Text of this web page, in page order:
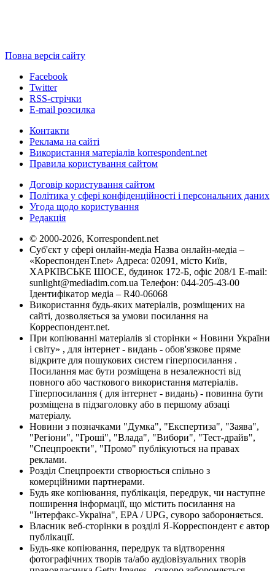
Повна версія сайту
Facebook
Twitter
RSS-стрічки
E-mail розсилка
Контакти
Реклама на сайті
Використання матеріалів korrespondent.net
Правила користування сайтом
Договір користування сайтом
Політика у сфері конфіденційності і персональних даних
Угода щодо користування
Редакція
© 2000-2026, Korrespondent.net
Суб'єкт у сфері онлайн-медіа Назва онлайн-медіа –
«КореспонденТ.net» Адреса: 02091, місто Київ,
ХАРКІВСЬКЕ ШОСЕ, будинок 172-Б, офіс 208/1 E-mail:
sunlight@mediadim.com.ua Телефон: 044-205-43-00
Ідентифікатор медіа – R40-06068
Використання будь-яких матеріалів, розміщених на
сайті, дозволяється за умови посилання на
Корреспондент.net.
При копіюванні матеріалів зі сторінки « Новини України
і світу» , для інтернет - видань - обов'язкове пряме
відкрите для пошукових систем гіперпосилання .
Посилання має бути розміщена в незалежності від
повного або часткового використання матеріалів.
Гіперпосилання ( для інтернет - видань) - повинна бути
розміщена в підзаголовку або в першому абзаці
матеріалу.
Новини з позначками "Думка", "Експертиза", "Заява",
"Регіони", "Гроші", "Влада", "Вибори", "Тест-драйв",
"Спецпроекти", "Промо" публікуються на правах
реклами.
Розділ Спецпроекти створюється спільно з
комерційними партнерами.
Будь яке копіювання, публікація, передрук, чи наступне
поширення інформації, що містить посилання на
"Інтерфакс-Україна", EPA / UPG, суворо забороняється.
Власник веб-сторінки в розділі Я-Корреспондент є автор
публікації.
Будь-яке копіювання, передрук та відтворення
фотографічних творів та/або аудіовізуальних творів